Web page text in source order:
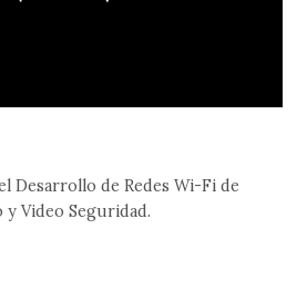
Desarrollo de Redes Wi-Fi de
Video Seguridad.